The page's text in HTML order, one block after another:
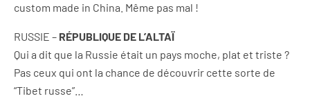
custom made in China. Même pas mal !
RUSSIE – RÉPUBLIQUE DE L’ALTAÏ
Qui a dit que la Russie était un pays moche, plat et triste ?
Pas ceux qui ont la chance de découvrir cette sorte de
“Tibet russe”…